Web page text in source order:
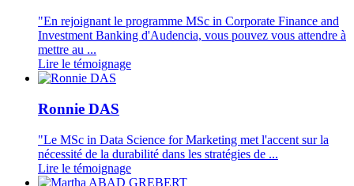
"En rejoignant le programme MSc in Corporate Finance and
Investment Banking d'Audencia, vous pouvez vous attendre à
mettre au ...
Lire le témoignage
Ronnie DAS
"Le MSc in Data Science for Marketing met l'accent sur la
nécessité de la durabilité dans les stratégies de ...
Lire le témoignage